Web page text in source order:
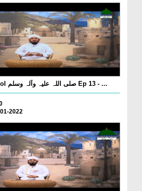
Khandan e Rasool صلی اللہ علیہ وآلہ وسلم Ep 13 - ...
2022